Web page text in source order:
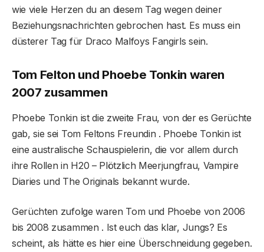
wie viele Herzen du an diesem Tag wegen deiner
Beziehungsnachrichten gebrochen hast. Es muss ein
düsterer Tag für Draco Malfoys Fangirls sein.
Tom Felton und Phoebe Tonkin waren
2007 zusammen
Phoebe Tonkin ist die zweite Frau, von der es Gerüchte
gab, sie sei Tom Feltons Freundin . Phoebe Tonkin ist
eine australische Schauspielerin, die vor allem durch
ihre Rollen in H20 – Plötzlich Meerjungfrau, Vampire
Diaries und The Originals bekannt wurde.
Gerüchten zufolge waren Tom und Phoebe von 2006
bis 2008 zusammen . Ist euch das klar, Jungs? Es
scheint, als hätte es hier eine Überschneidung gegeben.